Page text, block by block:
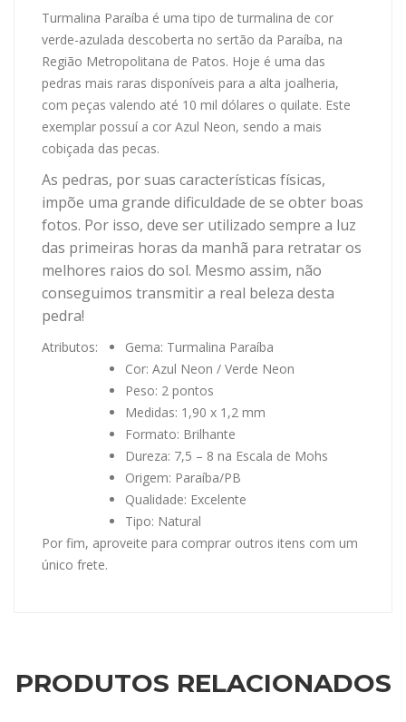
Turmalina Paraíba é uma tipo de turmalina de cor
verde-azulada descoberta no sertão da Paraíba, na
Região Metropolitana de Patos. Hoje é uma das
pedras mais raras disponíveis para a alta joalheria,
com peças valendo até 10 mil dólares o quilate. Este
exemplar possuí a cor Azul Neon, sendo a mais
cobiçada das pecas.
As pedras, por suas características físicas,
impõe uma grande dificuldade de se obter boas
fotos. Por isso, deve ser utilizado sempre a luz
das primeiras horas da manhã para retratar os
melhores raios do sol. Mesmo assim, não
conseguimos transmitir a real beleza desta
pedra!
Atributos:
Gema: Turmalina Paraíba
Cor: Azul Neon / Verde Neon
Peso: 2 pontos
Medidas: 1,90 x 1,2 mm
Formato: Brilhante
Dureza: 7,5 – 8 na Escala de Mohs
Origem: Paraíba/PB
Qualidade: Excelente
Tipo: Natural
Por fim, aproveite para comprar outros itens com um
único frete.
PRODUTOS RELACIONADOS